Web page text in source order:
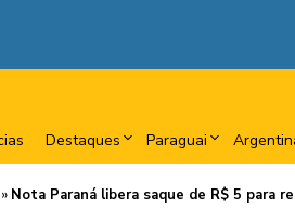
Destaques Paraguai
» Nota Paraná libera saque de R$ 5 para